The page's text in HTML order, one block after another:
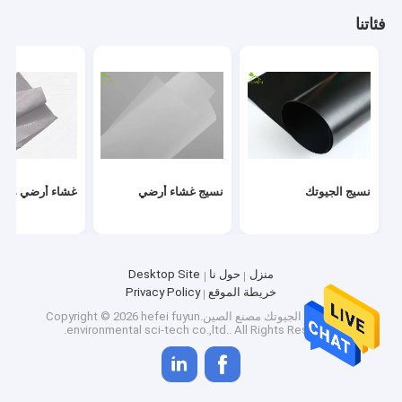
اتصل بنا
اطلب اقتباس
نسيج غشاء أرضي
غشاء أرضي مركب
أقمشة غير منسوجة جيوتكستايل
فئاتنا
نسيج الجيوتك نسيج غشاء أرضي غشاء أرضي
منزل حول نا
Desktop Site
خريطة الموقع
Privacy Policy
جودة نسيج الجيوتك
مصنع الصين.Copyright © 2026 hefei fuyun
environmental sci-tech co.,ltd.. All Rights Reserved.